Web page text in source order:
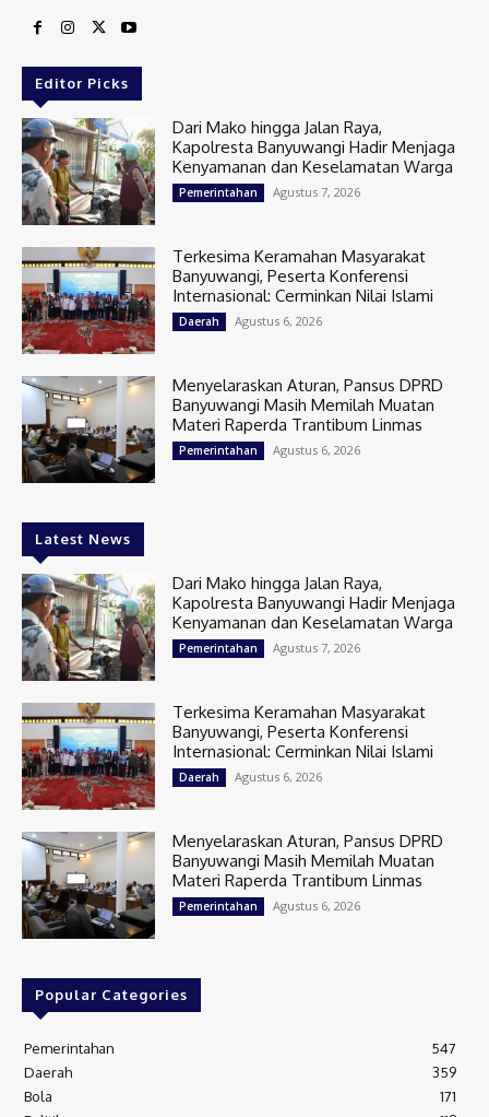
Editor Picks
Dari Mako hingga Jalan Raya,
Kapolresta Banyuwangi Hadir Menjaga
Kenyamanan dan Keselamatan Warga
Pemerintahan Agustus 7, 2026
Terkesima Keramahan Masyarakat
Banyuwangi, Peserta Konferensi
Internasional: Cerminkan Nilai Islami
Daerah Agustus 6, 2026
Menyelaraskan Aturan, Pansus DPRD
Banyuwangi Masih Memilah Muatan
Materi Raperda Trantibum Linmas
Pemerintahan Agustus 6, 2026
Latest News
Dari Mako hingga Jalan Raya,
Kapolresta Banyuwangi Hadir Menjaga
Kenyamanan dan Keselamatan Warga
Pemerintahan Agustus 7, 2026
Terkesima Keramahan Masyarakat
Banyuwangi, Peserta Konferensi
Internasional: Cerminkan Nilai Islami
Daerah Agustus 6, 2026
Menyelaraskan Aturan, Pansus DPRD
Banyuwangi Masih Memilah Muatan
Materi Raperda Trantibum Linmas
Pemerintahan Agustus 6, 2026
Popular Categories
Pemerintahan
547
Daerah
359
Bola
171